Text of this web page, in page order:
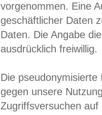
vorgenommen. Eine
geschäftlicher Daten
Daten. Die Angabe
ausdrücklich freiwillig.
Die
gegen unsere
Zugriffsversuchen